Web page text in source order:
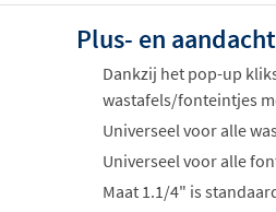
Plus- en
Dankzij het pop-up
wastafels/fonteintjes
Universeel voor alle
Universeel voor alle
Maat 1.1/4" is